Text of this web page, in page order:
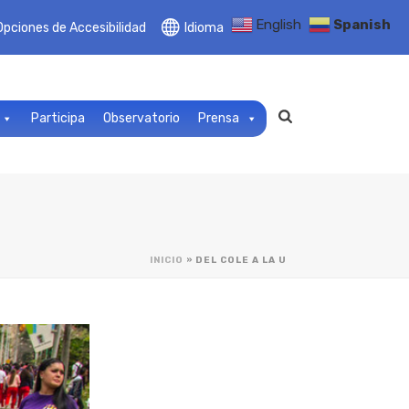
de Accesibilidad Idioma
Participa Observatorio Prensa
INICIO » DEL COLE A LA U
English Spanish